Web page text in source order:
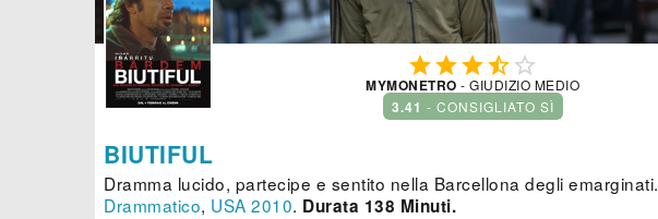
 
MYMONETRO - GIUDIZIO MEDIO
3.41 - CONSIGLIATO SÌ
BIUTIFUL
Dramma lucido, partecipe e sentito nella Barcellona degli emarginati.
Drammatico, USA 2010. Durata 138 Minuti.